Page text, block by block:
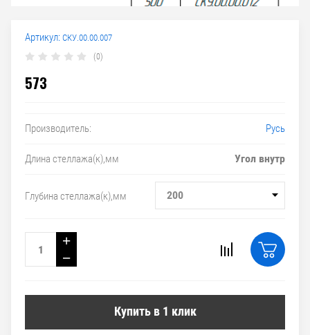
Артикул: СКУ.00.00.007
(0)
573
Производитель: Русь
Длина стеллажа(к),мм Угол внутр
Глубина стеллажа(к),мм 200
+
−
Купить в 1 клик